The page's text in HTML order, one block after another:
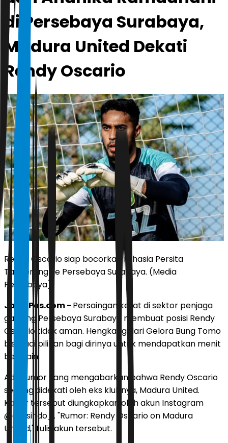
di Persebaya Surabaya,
Madura United Dekati
Rendy Oscario
Rendy Oscario siap bocorkan rahasia Persita
Tangerang ke Persebaya Surabaya. (Media
Persebaya)
JawaPos.com - Persaingan ketat di sektor penjaga
gawang Persebaya Surabaya membuat posisi Rendy
Oscario tidak aman. Hengkang dari Gelora Bung Tomo
bisa jadi pilihan bagi dirinya untuk mendapatkan menit
bermain.
Ada rumor yang mengabarkan bahwa Rendy Oscario
sedang didekati oleh eks klubnya, Madura United.
Kabar tersebut diungkapkan oleh akun Instagram
@gossindo_. "Rumor: Rendy Oscario on Madura
United," tulis akun tersebut.